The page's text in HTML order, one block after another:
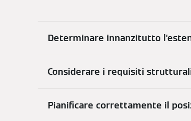
Determinare innanzitutto
Considerare i requisiti
Pianificare correttamente il